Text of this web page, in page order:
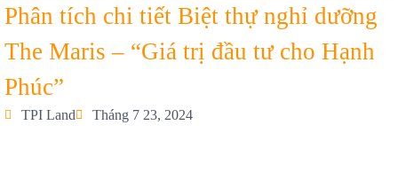
Phân tích chi tiết Biệt thự nghỉ dưỡng
The Maris – “Giá trị đầu tư cho Hạnh
Phúc”
TPI Land Tháng 7 23, 2024